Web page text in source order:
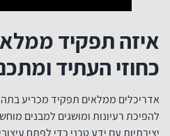
איזה תפקיד
כחוזי העתיד
אדריכלים ממלאים תפקיד מכריע
להפיכת רעיונות ומושגים למבנים
יצירתיות עם ידע טכני כדי לפתח